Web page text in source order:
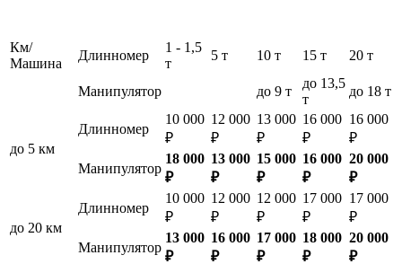
Км/
Машина
Длинномер
1 - 1,5
т
5 т 10 т 15 т 20 т
Манипулятор до 9 т
до 13,5
т
до 18 т
до 5 км
Длинномер
10 000
₽
12 000
₽
13 000
₽
16 000
₽
16 000
₽
Манипулятор
18 000
₽
13 000
₽
15 000
₽
16 000
₽
20 000
₽
до 20 км
Длинномер
10 000
₽
12 000
₽
12 000
₽
17 000
₽
17 000
₽
Манипулятор
13 000
₽
16 000
₽
17 000
₽
18 000
₽
20 000
₽